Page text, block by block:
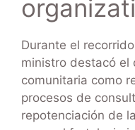
Durante el
ministro destacó el
comunitaria como
procesos de
repotenciación de